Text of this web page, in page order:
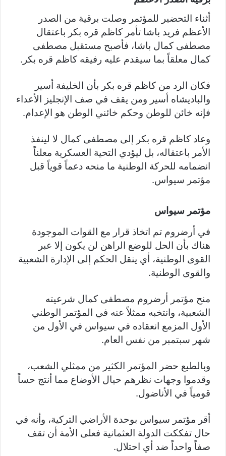
أثناء التحضير للمؤتمر وصلت برقية من الصدر
الأعظم فريد باشا تأمر كاظم قره بكر باعتقال
مصطفى كمال باشا، فأصبح مستقبل مصطفى
كمال معلقاً بما سيقدم عليه رفيقه كاظم قره بكر.
فكان الرد من كاظم قره بكر بأن الخليفة أسير
والباديشاه أسير ومن يقف في صف الإنجليز الأعداء
فإنه خائن للوطن وحكم خائني الوطن هو الإعدام.
وعاد كاظم قره بكر إلى مصطفى كمال لا لينفذ
الأمر باعتقاله، بل ليؤدي التحية العسكرية معلناً
انضمامه للحركة الوطنية ما منحه دعماً قوياً قبل
مؤتمر سيواس.
مؤتمر سيواس
في أرضروم تم اتخاذ قرار مع القوات الموجودة
هناك بأن الحل للوضع الراهن لن يكون إلا عبر
القوى الوطنية، أي ينقل الحكم إلى الإدارة الشعبية
والقوى الوطنية.
منح مؤتمر أرضروم مصطفى كمال شرعيته
الشعبية، وانتخبه ممثلاً عنه في المؤتمر الوطني
الأول المزمع انعقاده في سيواس في الأول من
شهر سبتمبر من نفس العام.
وبالطبع حضر المؤتمر الكثير من ممثلي الشعب،
وقدموا وجهات نظرهم حيال الأوضاع مما أنتج حساً
قومياً في الأناضول.
أقر مؤتمر سيواس بوحدة الأراضي التركية، وأنه في
حال تفككت الدولة العثمانية فعلى الأمة أن تقف
صفاً واحداً ضد أي احتلال.